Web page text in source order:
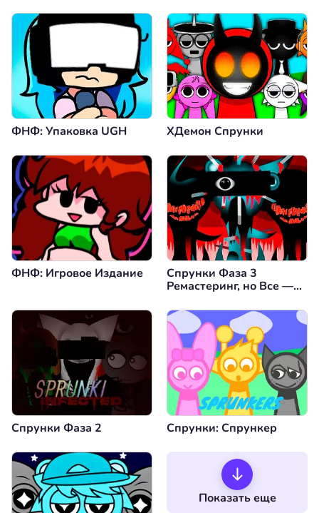
ФНФ: Упаковка UGH XДемон Спрунки
ФНФ: Игровое Издание
Спрунки Фаза 3
Ремастеринг, но Все —
Спрунки Фаза 2 Спрунки: Спрункер
Показать еще